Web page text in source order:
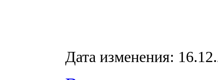
Дата изменения: